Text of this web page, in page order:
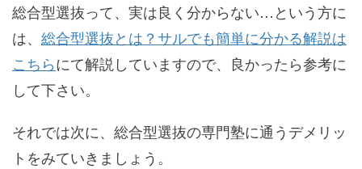
総合型選抜って、実は良く分からない…という方に
は、 総合型選抜とは？サルでも簡単に分かる解説は
こちらにて解説していますので、良かったら参考に
して下さい。
それでは次に、総合型選抜の専門塾に通うデメリッ
トをみていきましょう。